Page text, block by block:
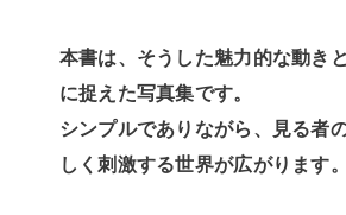
本書は、そうした魅力的な動き
に捉えた写真集です。
シンプルでありながら、見る者
しく刺激する世界が広がります。